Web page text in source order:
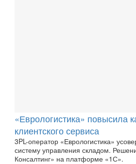
«Еврологистика» повысила
клиентского сервиса
3PL-оператор «Еврологистика»
систему управления складом.
Консалтинг» на платформе «1С».